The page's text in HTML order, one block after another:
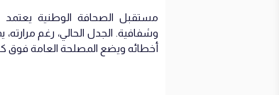
مستقبل الصحافة الوطنية
وشفافية. الجدل الحالي، رغم
أخطائه ويضع المصلحة العامة فوق كل